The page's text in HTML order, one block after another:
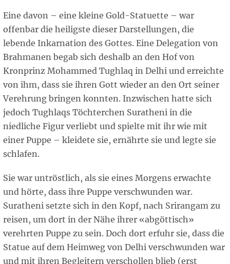
Eine davon – eine kleine Gold-Statuette – war
offenbar die heiligste dieser Darstellungen, die
lebende Inkarnation des Gottes. Eine Delegation von
Brahmanen begab sich deshalb an den Hof von
Kronprinz Mohammed Tughlaq in Delhi und erreichte
von ihm, dass sie ihren Gott wieder an den Ort seiner
Verehrung bringen konnten. Inzwischen hatte sich
jedoch Tughlaqs Töchterchen Suratheni in die
niedliche Figur verliebt und spielte mit ihr wie mit
einer Puppe – kleidete sie, ernährte sie und legte sie
schlafen.
Sie war untröstlich, als sie eines Morgens erwachte
und hörte, dass ihre Puppe verschwunden war.
Suratheni setzte sich in den Kopf, nach Srirangam zu
reisen, um dort in der Nähe ihrer «abgöttisch»
verehrten Puppe zu sein. Doch dort erfuhr sie, dass die
Statue auf dem Heimweg von Delhi verschwunden war
und mit ihren Begleitern verschollen blieb (erst